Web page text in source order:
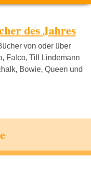
des Jahres
von oder über
Falco, Till Lindemann
Bowie, Queen und